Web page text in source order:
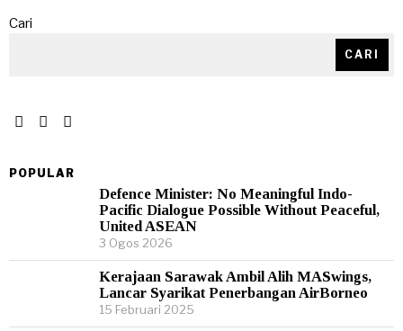
Cari
CARI
POPULAR
Defence Minister: No Meaningful Indo-
Pacific Dialogue Possible Without Peaceful,
United ASEAN
3 Ogos 2026
Kerajaan Sarawak Ambil Alih MASwings,
Lancar Syarikat Penerbangan AirBorneo
15 Februari 2025